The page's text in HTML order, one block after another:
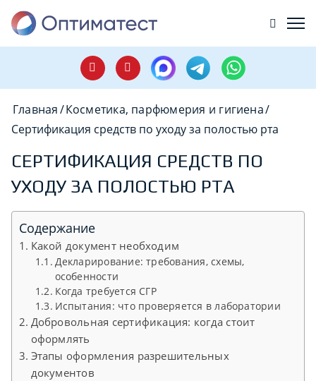
Главная/Косметика, парфюмерия и гигиена/
Сертификация средств по уходу за полостью рта
СЕРТИФИКАЦИЯ СРЕДСТВ ПО
УХОДУ ЗА ПОЛОСТЬЮ РТА
Содержание
Какой документ необходим
Декларирование: требования, схемы,
особенности
Когда требуется СГР
Испытания: что проверяется в лаборатории
Добровольная сертификация: когда стоит
оформлять
Этапы оформления разрешительных
документов